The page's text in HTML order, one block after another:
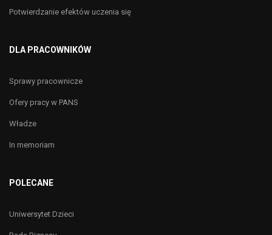
Potwierdzanie efektów uczenia się
DLA PRACOWNIKÓW
Sprawy pracownicze
Ofery pracy w PANS
Władze
In memoriam
POLECANE
Uniwersytet Dzieci